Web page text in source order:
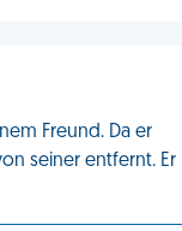
Freund. Da er
seiner entfernt. Er